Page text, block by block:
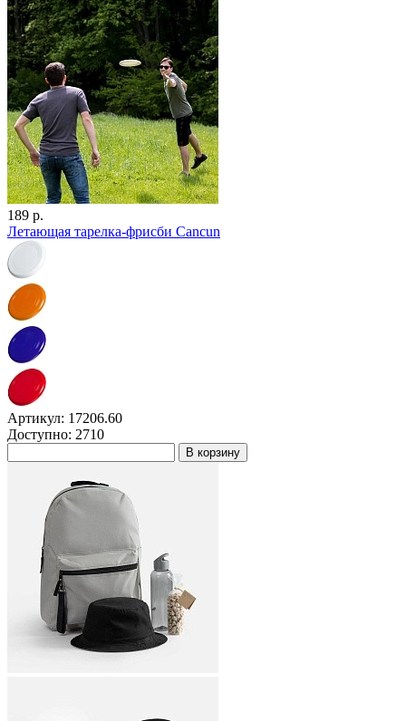
189 р.
Летающая тарелка-фрисби Cancun
Артикул: 17206.60
Доступно: 2710
В корзину